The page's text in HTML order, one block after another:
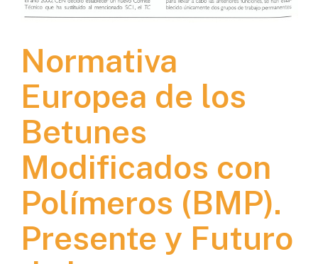
Normativa
Europea de los
Betunes
Modificados con
Polímeros (BMP).
Presente y Futuro